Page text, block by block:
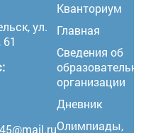
ул.
Кванториум
Главная
Сведения об
организации
Дневник
Олимпиады,